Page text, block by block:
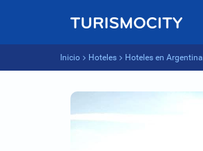
Inicio Hoteles Hoteles en Argentina